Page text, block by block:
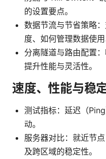
的设置要点。
数据节流与节省策略
度、如何管理数据使用
分离隧道与路由配置
提升性能与灵活性。
速度、性能与稳
测试指标：延迟（
动。
服务器对比：就近节
及跨区域的稳定性。